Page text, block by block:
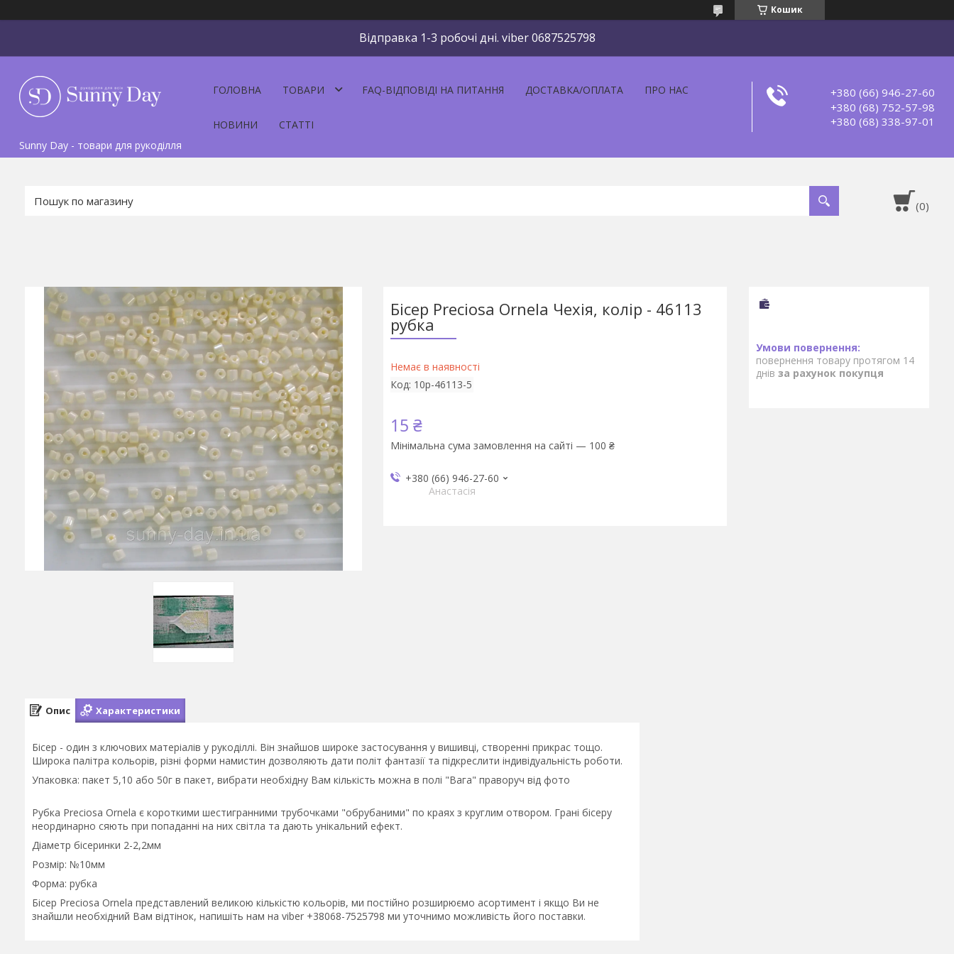
Кошик
Відправка 1-3 робочі дні. viber 0687525798
Sunny Day - товари для рукоділля
ГОЛОВНА ТОВАРИ FAQ-ВІДПОВІДІ НА ПИТАННЯ ДОСТАВКА/ОПЛАТА ПРО НАС
НОВИНИ СТАТТІ
+380 (66) 946-27-60
+380 (68) 752-57-98
+380 (68) 338-97-01
Бісер Preciosa Ornela Чехія, колір - 46113
рубка
Немає в наявності
Код: 10р-46113-5
15 ₴
Мінімальна сума замовлення на сайті — 100 ₴
+380 (66) 946-27-60
Анастасія
повернення товару протягом 14
днів за рахунок покупця
Опис Характеристики
Бісер - один з ключових матеріалів у рукоділлі. Він знайшов широке застосування у вишивці, створенні прикрас тощо.
Широка палітра кольорів, різні форми намистин дозволяють дати політ фантазії та підкреслити індивідуальність роботи.
Упаковка: пакет 5,10 або 50г в пакет, вибрати необхідну Вам кількість можна в полі "Вага" праворуч від фото
Рубка Preciosa Ornela є короткими шестигранними трубочками "обрубаними" по краях з круглим отвором. Грані бісеру
неординарно сяють при попаданні на них світла та дають унікальний ефект.
Діаметр бісеринки 2-2,2мм
Розмір: №10мм
Форма: рубка
Бісер Preciosa Ornela представлений великою кількістю кольорів, ми постійно розширюємо асортимент і якщо Ви не
знайшли необхідний Вам відтінок, напишіть нам на viber +38068-7525798 ми уточнимо можливість його поставки.